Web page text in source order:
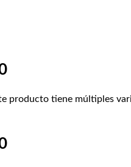
producto tiene múltiples